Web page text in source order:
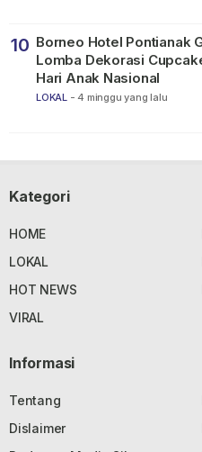
10 Borneo Hotel Pontianak
Lomba Dekorasi
Hari Anak Nasional
LOKAL - 4 minggu yang lalu
Kategori
HOME
LOKAL
HOT NEWS
VIRAL
Informasi
Tentang
Dislaimer